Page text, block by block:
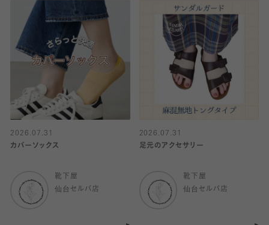
2026.07.31
カバーソックス
靴下屋
仙台セルバ店
2026.07.31
足元のアクセサリー
靴下屋
仙台セルバ店